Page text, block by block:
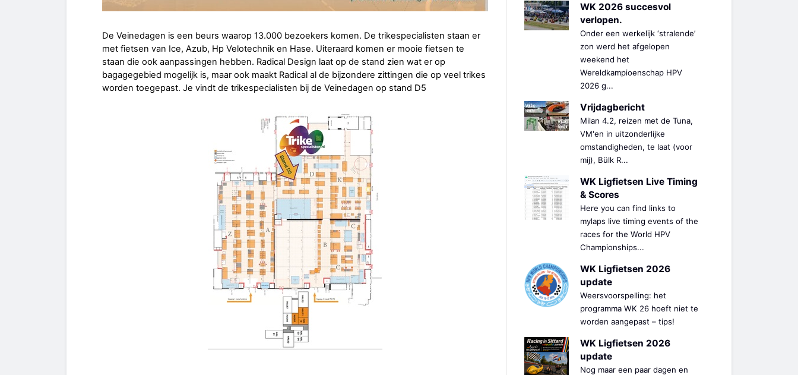
De Veinedagen is een beurs waarop 13.000 bezoekers komen. De trikespecialisten staan er
met fietsen van Ice, Azub, Hp Velotechnik en Hase. Uiteraard komen er mooie fietsen te
staan die ook aanpassingen hebben. Radical Design laat op de stand zien wat er op
bagagegebied mogelijk is, maar ook maakt Radical al de bijzondere zittingen die op veel trikes
worden toegepast. Je vindt de trikespecialisten bij de Veinedagen op stand D5
WK 2026 succesvol
verlopen.
Onder een werkelijk ‘stralende’
zon werd het afgelopen
weekend het
Wereldkampioenschap HPV
2026 g...
Vrijdagbericht
Milan 4.2, reizen met de Tuna,
VM'en in uitzonderlijke
omstandigheden, te laat (voor
mij), Bülk R...
WK Ligfietsen Live Timing
& Scores
Here you can find links to
mylaps live timing events of the
races for the World HPV
Championships...
WK Ligfietsen 2026
update
Weersvoorspelling: het
programma WK 26 hoeft niet te
worden aangepast – tips!
WK Ligfietsen 2026
update
Nog maar een paar dagen en